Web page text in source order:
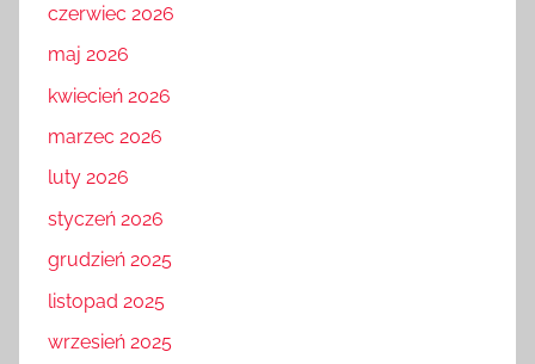
czerwiec 2026
maj 2026
kwiecień 2026
marzec 2026
luty 2026
styczeń 2026
grudzień 2025
listopad 2025
wrzesień 2025